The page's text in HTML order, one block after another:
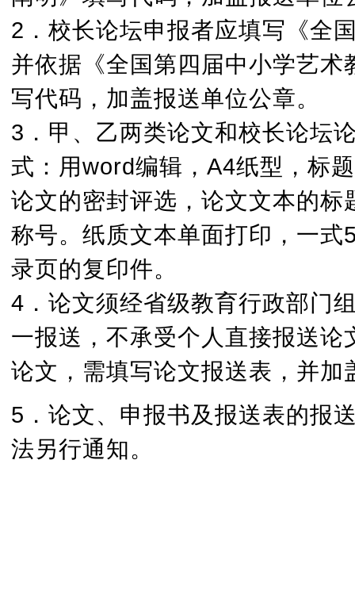
2．校长论坛申报者应填写《全
并依据《全国第四届中小学艺
写代码，加盖报送单位公章。
3．甲、乙两类论文和校长论坛
式：用word编辑，A4纸型，标
论文的密封评选，论文文本的
称号。纸质文本单面打印，一
录页的复印件。
4．论文须经省级教育行政部门
一报送，不承受个人直接报送
论文，需填写论文报送表，并加
5．论文、申报书及报送表的报
法另行通知。